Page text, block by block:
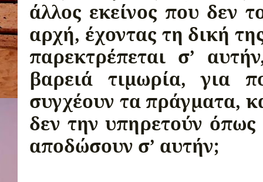
άλλος εκείνος που δεν
αρχή, έχοντας τη δική
παρεκτρέπεται σ’
βαρειά τιμωρία, για
συγχέουν τα πράγματα,
δεν την υπηρετούν
αποδώσουν σ’ αυτήν;